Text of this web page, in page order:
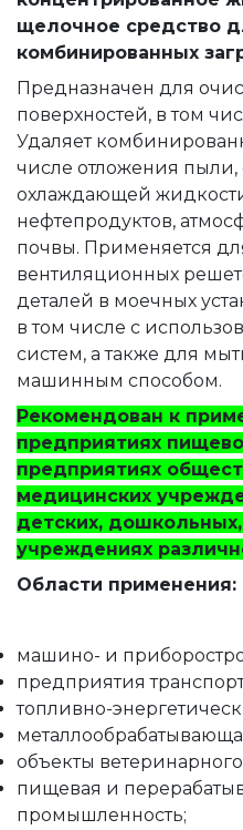
щелочное средство
комбинированных
Предназначен для
поверхностей, в том
Удаляет
числе отложения
охлаждающей
нефтепродуктов,
почвы. Применяется
вентиляционных
деталей в моечных
в том числе с
систем, а также для
машинным способом.
Рекомендован к
предприятиях
предприятиях
медицинских
детских,
учреждениях
Области применения:
машино- и
предприятия
топливно-
объекты
пищевая и
промышленность;